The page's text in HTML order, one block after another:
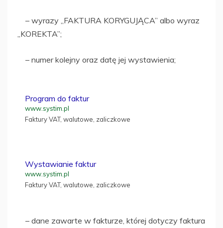
– wyrazy „FAKTURA KORYGUJĄCA” albo wyraz
„KOREKTA”;
– numer kolejny oraz datę jej wystawienia;
Program do faktur
www.systim.pl
Faktury VAT, walutowe, zaliczkowe
Wystawianie faktur
www.systim.pl
Faktury VAT, walutowe, zaliczkowe
– dane zawarte w fakturze, której dotyczy faktura